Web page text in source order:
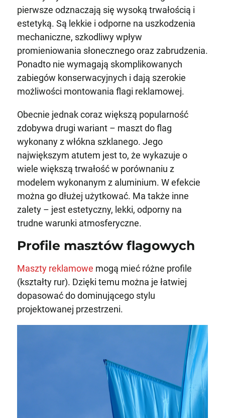
pierwsze odznaczają się wysoką trwałością i
estetyką. Są lekkie i odporne na uszkodzenia
mechaniczne, szkodliwy wpływ
promieniowania słonecznego oraz zabrudzenia.
Ponadto nie wymagają skomplikowanych
zabiegów konserwacyjnych i dają szerokie
możliwości montowania flagi reklamowej.
Obecnie jednak coraz większą popularność
zdobywa drugi wariant – maszt do flag
wykonany z włókna szklanego. Jego
największym atutem jest to, że wykazuje o
wiele większą trwałość w porównaniu z
modelem wykonanym z aluminium. W efekcie
można go dłużej użytkować. Ma także inne
zalety – jest estetyczny, lekki, odporny na
trudne warunki atmosferyczne.
Profile masztów flagowych
Maszty reklamowe mogą mieć różne profile
(kształty rur). Dzięki temu można je łatwiej
dopasować do dominującego stylu
projektowanej przestrzeni.